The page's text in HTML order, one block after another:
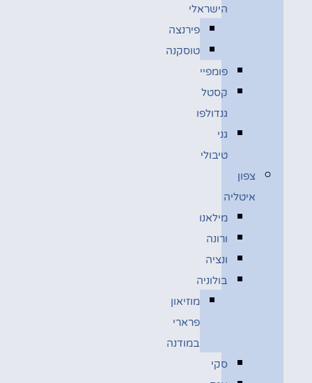
הישראלי
פירנצה
טוסקנה
פומפיי
קסטל
גנדולפו
גני
טיבולי
צפון
איטליה
מילאנו
ורונה
ונציה
בולוניה
מוזיאון
פרארי
במודנה
סקי